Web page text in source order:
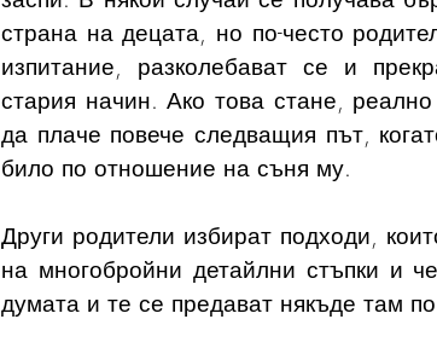
страна на децата, но по-често
изпитание, разколебават се и
стария начин. Ако това стане,
да плаче повече следващия път,
било по отношение на съня му.
Други родители избират подходи,
на многобройни детайлни стъпки и
думата и те се предават някъде там